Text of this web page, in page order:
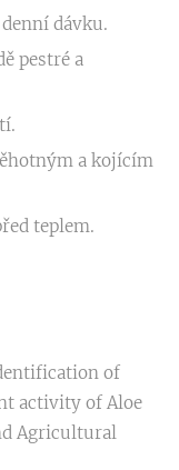
dávku.
pestré a
a kojícím
teplem.
of
activity of Aloe
Agricultural